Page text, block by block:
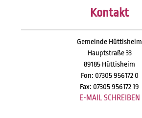
Kontakt
Gemeinde Hüttisheim
Hauptstraße 33
89185 Hüttisheim
Fon: 07305 956172 0
Fax: 07305 956172 19
E-MAIL SCHREIBEN